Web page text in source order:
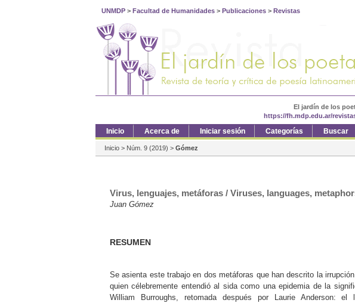
UNMDP > Facultad de Humanidades > Publicaciones > Revistas
El jardín de los
https://fh.mdp.edu.ar/
Inicio Acerca de Iniciar sesión Categorías Buscar
Inicio > Núm. 9 (2019) > Gómez
Virus, lenguajes, metáforas / Viruses, languages,
Juan Gómez
RESUMEN
Se asienta este trabajo en dos metáforas que han descrito la
quien célebremente entendió al sida como una epidemia de la
William Burroughs, retomada después por Laurie Anderson: